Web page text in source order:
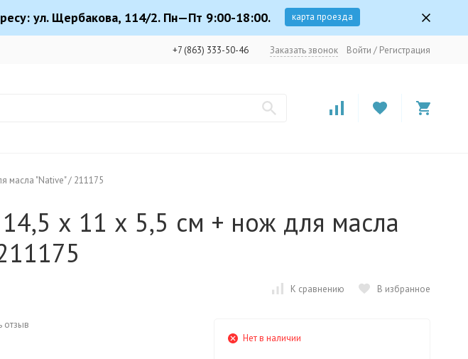
ул. Щербакова, 114/2. Пн—Пт 9:00-18:00. карта проезда
+7 (863) 333-50-46 Заказать звонок Войти / Регистрация
масла "Native" / 211175
х 11 х 5,5 см + нож для масла
К сравнению В избранное
отзыв
Нет в наличии